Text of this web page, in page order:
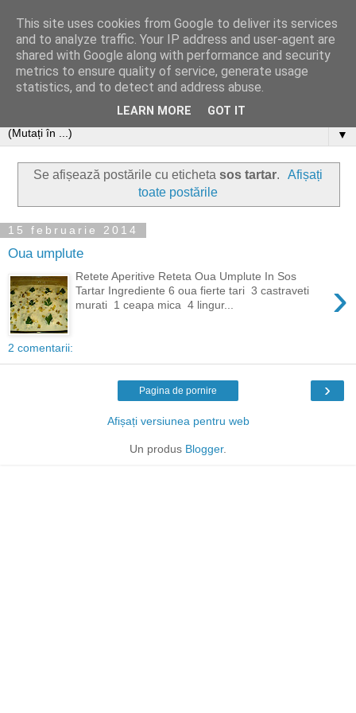
▼
Se afișează postările cu eticheta sos tartar.
Afișați
toate postările
15 februarie 2014
Oua umplute
›
Retete Aperitive Reteta Oua Umplute In Sos
Tartar Ingrediente 6 oua fierte tari 3 castraveti
murati 1 ceapa mica 4 lingur...
2 comentarii:
›
Pagina de pornire
Afișați versiunea pentru web
Un produs Blogger.
This site uses cookies from Google to deliver its services
and to analyze traffic. Your IP address and user-agent are
shared with Google along with performance and security
metrics to ensure quality of service, generate usage
statistics, and to detect and address abuse.
LEARN MORE GOT IT